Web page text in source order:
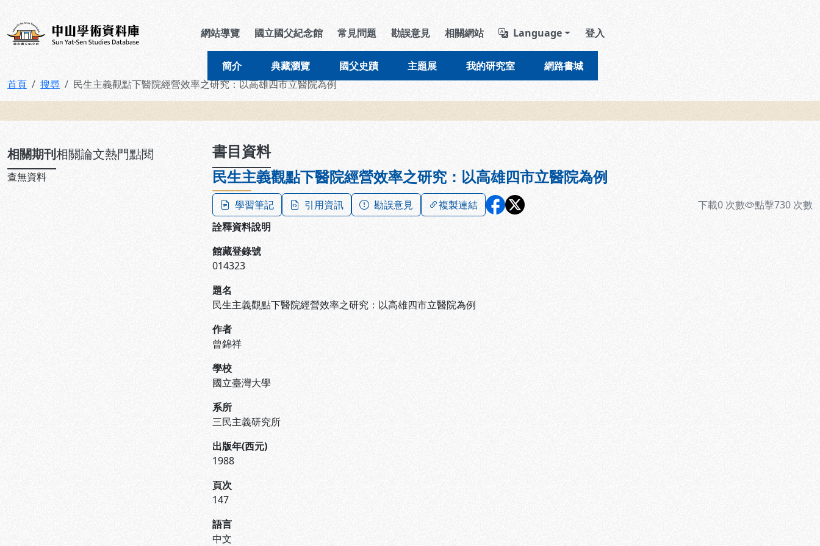
中山學術資料庫 導覽列區塊
網站導覽 國立國父紀念館 常見問題 勘誤意見 相關網站 Language 登入
簡介 典藏瀏覽 國父史蹟 主題展 我的研究室 網路書城
首頁 搜尋 民生主義觀點下醫院經營效率之研究：以高雄四市立醫院為例
相關期刊相關論文熱門點閱
查無資料
書目資料
民生主義觀點下醫院經營效率之研究：以高雄四市立醫院為例
學習筆記 引用資訊 勘誤意見 複製連結 下載0 次數 點擊730 次數
詮釋資料說明
館藏登錄號
014323
題名
民生主義觀點下醫院經營效率之研究：以高雄四市立醫院為例
作者
曾錦祥
學校
國立臺灣大學
系所
三民主義研究所
出版年(西元)
1988
頁次
147
語言
中文